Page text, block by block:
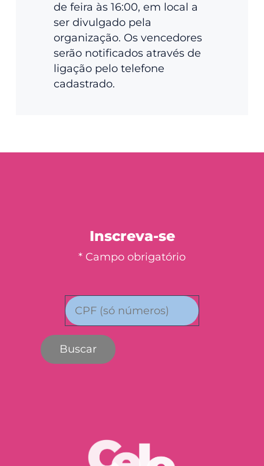
de feira às 16:00, em local a
ser divulgado pela
organização. Os vencedores
serão notificados através de
ligação pelo telefone
cadastrado.
Inscreva-se
* Campo obrigatório
Buscar